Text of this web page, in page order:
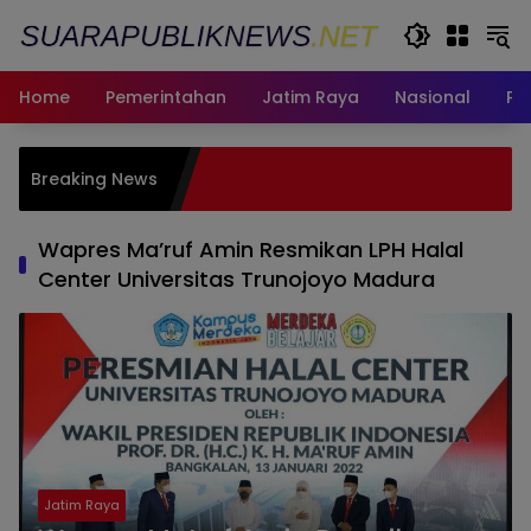
Home
Pemerintahan Jatim Raya Nasional
Breaking News
hingga
Wapres Ma’ruf Amin Resmikan LPH Halal
Center Universitas Trunojoyo Madura
Jatim Raya